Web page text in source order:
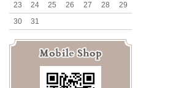
23
24 25 26 27 28
29
30
31